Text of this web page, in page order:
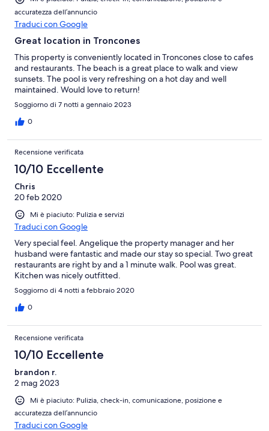
accuratezza dell’annuncio
Traduci con Google
Great location in Troncones
This property is conveniently located in Troncones close to cafes
and restaurants. The beach is a great place to walk and view
sunsets. The pool is very refreshing on a hot day and well
maintained. Would love to return!
Soggiorno di 7 notti a gennaio 2023
0
Recensione verificata
10/10 Eccellente
Chris
20 feb 2020
Mi è piaciuto: Pulizia e servizi
Traduci con Google
Very special feel. Angelique the property manager and her
husband were fantastic and made our stay so special. Two great
restaurants are right by and a 1 minute walk. Pool was great.
Kitchen was nicely outfitted.
Soggiorno di 4 notti a febbraio 2020
0
Recensione verificata
10/10 Eccellente
brandon r.
2 mag 2023
Mi è piaciuto: Pulizia, check-in, comunicazione, posizione e
accuratezza dell’annuncio
Traduci con Google